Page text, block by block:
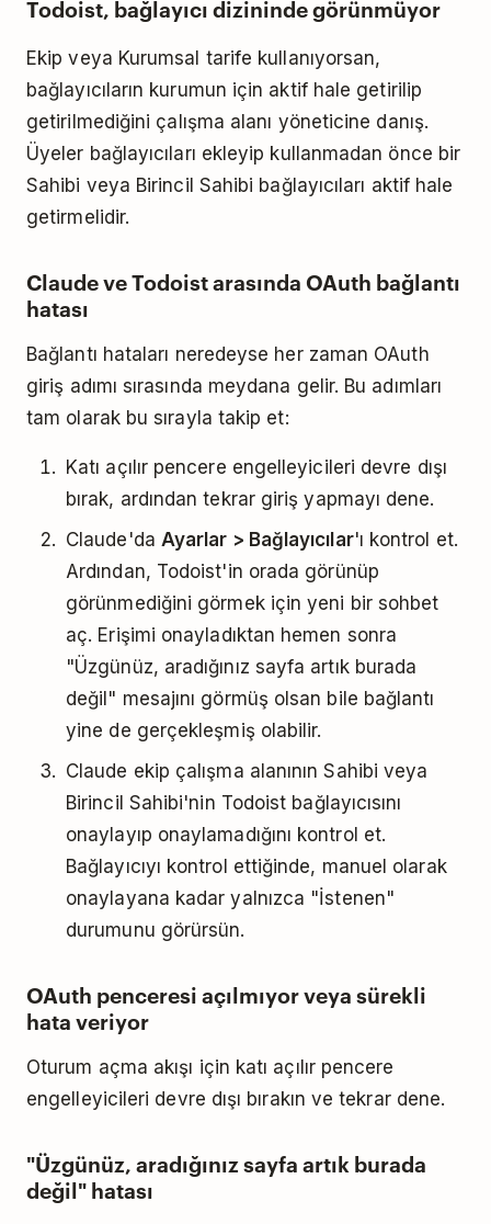
Todoist, bağlayıcı dizininde görünmüyor
Ekip veya Kurumsal tarife kullanıyorsan,
bağlayıcıların kurumun için aktif hale getirilip
getirilmediğini çalışma alanı yöneticine danış.
Üyeler bağlayıcıları ekleyip kullanmadan önce bir
Sahibi veya Birincil Sahibi bağlayıcıları aktif hale
getirmelidir.
Claude ve Todoist arasında OAuth bağlantı
hatası
Bağlantı hataları neredeyse her zaman OAuth
giriş adımı sırasında meydana gelir. Bu adımları
tam olarak bu sırayla takip et:
Katı açılır pencere engelleyicileri devre dışı
bırak, ardından tekrar giriş yapmayı dene.
Claude'da Ayarlar > Bağlayıcılar'ı kontrol et.
Ardından, Todoist'in orada görünüp
görünmediğini görmek için yeni bir sohbet
aç. Erişimi onayladıktan hemen sonra
"Üzgünüz, aradığınız sayfa artık burada
değil" mesajını görmüş olsan bile bağlantı
yine de gerçekleşmiş olabilir.
Claude ekip çalışma alanının Sahibi veya
Birincil Sahibi'nin Todoist bağlayıcısını
onaylayıp onaylamadığını kontrol et.
Bağlayıcıyı kontrol ettiğinde, manuel olarak
onaylayana kadar yalnızca "İstenen"
durumunu görürsün.
OAuth penceresi açılmıyor veya sürekli
hata veriyor
Oturum açma akışı için katı açılır pencere
engelleyicileri devre dışı bırakın ve tekrar dene.
"Üzgünüz, aradığınız sayfa artık burada
değil" hatası